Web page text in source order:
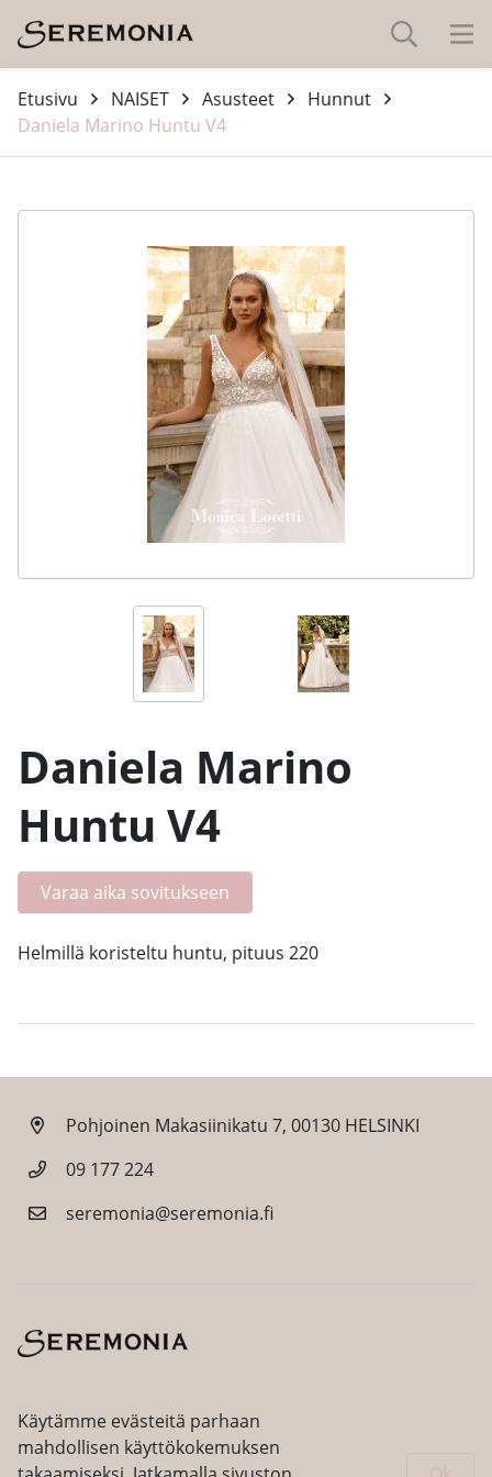
Käytämme evästeitä parhaan
mahdollisen käyttökokemuksen
Etusivu NAISET Asusteet
Hunnut
Daniela Marino Huntu V4
Daniela Marino
Huntu V4
Varaa aika sovitukseen
Helmillä koristeltu huntu, pituus 220
Pohjoinen Makasiinikatu 7, 00130 HELSINKI
09 177 224
seremonia@seremonia.fi
Facebook
Instagram